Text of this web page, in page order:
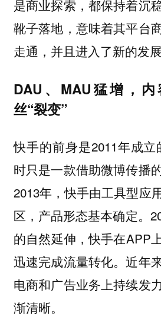
是商业探索，都保持着沉
靴子落地，意味着其平台
走通，并且进入了新的发展
DAU、MAU猛增，
丝“裂变”
快手的前身是2011年成立
时只是一款借助微博传播
2013年，快手由工具型应
区，产品形态基本确定。
的自然延伸，快手在APP
迅速完成流量转化。近年
电商和广告业务上持续发
渐清晰。